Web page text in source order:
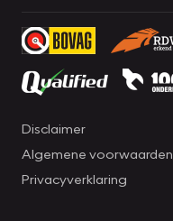
Disclaimer
Algemene voorwaarden
Privacyverklaring